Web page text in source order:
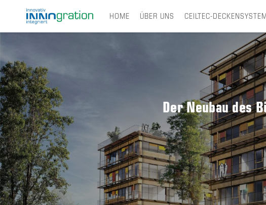
main
content
HOME ÜBER UNS CEILTEC-
Der Neubau des